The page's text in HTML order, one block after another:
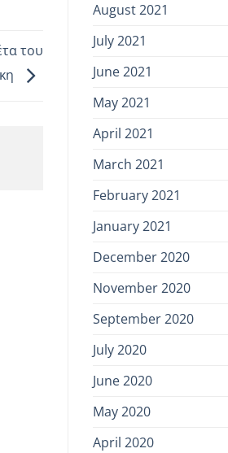
του
August 2021
July 2021
June 2021
May 2021
April 2021
March 2021
February 2021
January 2021
December 2020
November 2020
September 2020
July 2020
June 2020
May 2020
April 2020